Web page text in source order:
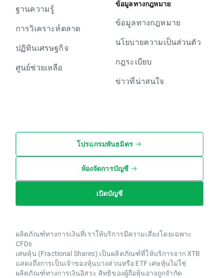
ฐานความรู้
การวิเคราะห์ตลาด
ปฏิทินเศรษฐกิจ
ศูนย์ช่วยเหลือ
ข้อมูลทางกฎหมาย
ข้อมูลทางกฎหมาย
นโยบายความเป็นส่วนตัว
กฎระเบียบ
ข่าวที่น่าสนใจ
โปรแกรมพันธมิตร
ห้องจัดการบัญชี
เปิดบัญชี
ผลิตภัณฑ์ทางการเงินที่เราให้บริการมีความเสี่ยงโดยเฉพาะ
CFDs
เศษหุ้น (Fractional Shares) เป็นผลิตภัณฑ์ที่ให้บริการจาก XTB
แสดงถึงการเป็นเจ้าของหุ้นบางส่วนหรือ ETF เศษหุ้นไม่ใช่
ผลิตภัณฑ์ทางการเงินอิสระ สิทธิของผู้ถือหุ้นอาจถูกจำกัด